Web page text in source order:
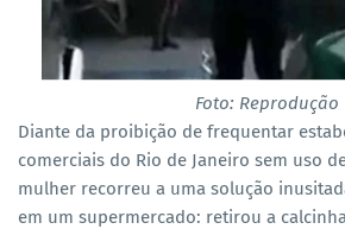
Foto: Reprodução
Diante da proibição de frequentar
comerciais do Rio de Janeiro sem uso
mulher recorreu a uma solução
em um supermercado: retirou a